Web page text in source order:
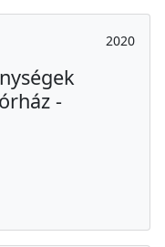
2020
-